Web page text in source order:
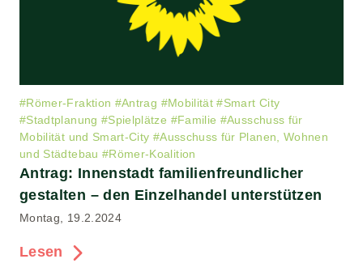
#Römer-Fraktion #Antrag #Mobilität #Smart City
#Stadtplanung #Spielplätze #Familie #Ausschuss für
Mobilität und Smart-City #Ausschuss für Planen, Wohnen
und Städtebau #Römer-Koalition
Antrag: Innenstadt familienfreundlicher
gestalten – den Einzelhandel unterstützen
Montag, 19.2.2024
Lesen